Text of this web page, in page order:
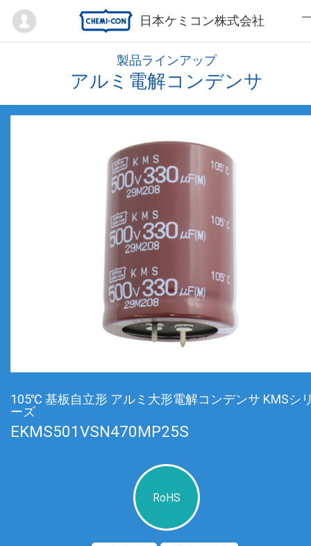
日本ケミコン株式会社
Mypage
製品ラインアップ
アルミ電解コンデンサ
105℃ 基板自立形 アルミ大形電解コンデンサ KMSシ
ーズ
EKMS501VSN470MP25S
RoHS